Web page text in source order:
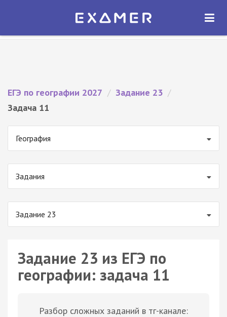
Экзамер — ЕГЭ 2027
ОТКРЫТЬ
ЕГЭ по географии 2027 / Задание 23 /
Задача 11
География
Задания
Задание 23
Задание 23 из ЕГЭ по
географии: задача 11
Разбор сложных заданий в тг-канале: